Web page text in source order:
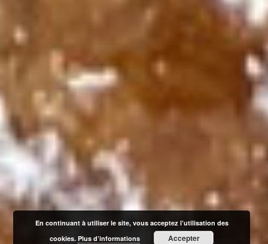
En continuant à utiliser le site, vous acceptez l’utilisation des
cookies.Plus d’informations Accepter